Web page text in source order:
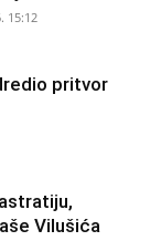
15:12
pritvor
Vilušića